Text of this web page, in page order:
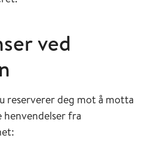
ved
reserverer deg mot å motta
henvendelser fra